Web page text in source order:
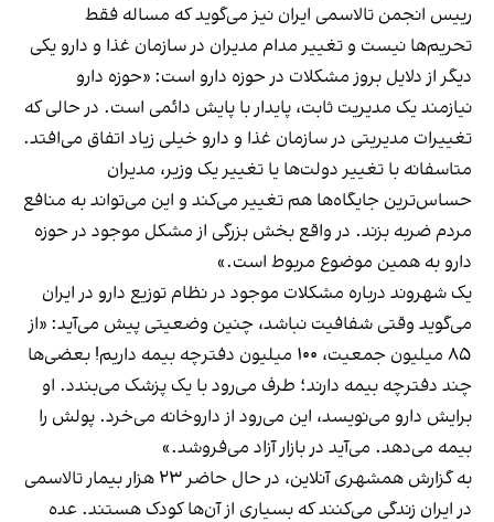
رییس انجمن تالاسمی ایران نیز می‌گوید که مساله فقط
تحریم‌ها نیست و تغییر مدام مدیران در سازمان غذا و دارو یکی
دیگر از دلایل بروز مشکلات در حوزه دارو است: «حوزه دارو
نیازمند یک مدیریت ثابت، پایدار با پایش دائمی است. در حالی که
تغییرات مدیریتی در سازمان غذا و دارو خیلی زیاد اتفاق می‌افتد.
متاسفانه با تغییر دولت‌ها یا تغییر یک وزیر، مدیران
حساس‌ترین جایگاه‌ها هم تغییر می‌کند و این می‌تواند به منافع
مردم ضربه بزند. در واقع بخش بزرگی از مشکل موجود در حوزه
دارو به همین موضوع مربوط است.»
یک شهروند درباره مشکلات موجود در نظام توزیع دارو در ایران
می‌گوید ‏وقتی شفافیت نباشد، چنین وضعیتی پیش می‌آید: «از
۸۵ میلیون جمعیت، ۱۰۰ میلیون دفترچه بیمه داریم! بعضی‌ها
چند دفترچه بیمه دارند؛ طرف می‌رود با یک پزشک می‌بندد. او
برایش دارو می‌نویسد، این می‌رود از داروخانه می‌خرد. پولش را
بیمه می‌دهد. می‌آید در بازار آزاد می‌فروشد.»
به گزارش همشهری‌ آنلاین، در حال حاضر ۲۳ هزار بیمار تالاسمی
در ایران زندگی می‌کنند که بسیاری از آن‌ها کودک هستند. عده